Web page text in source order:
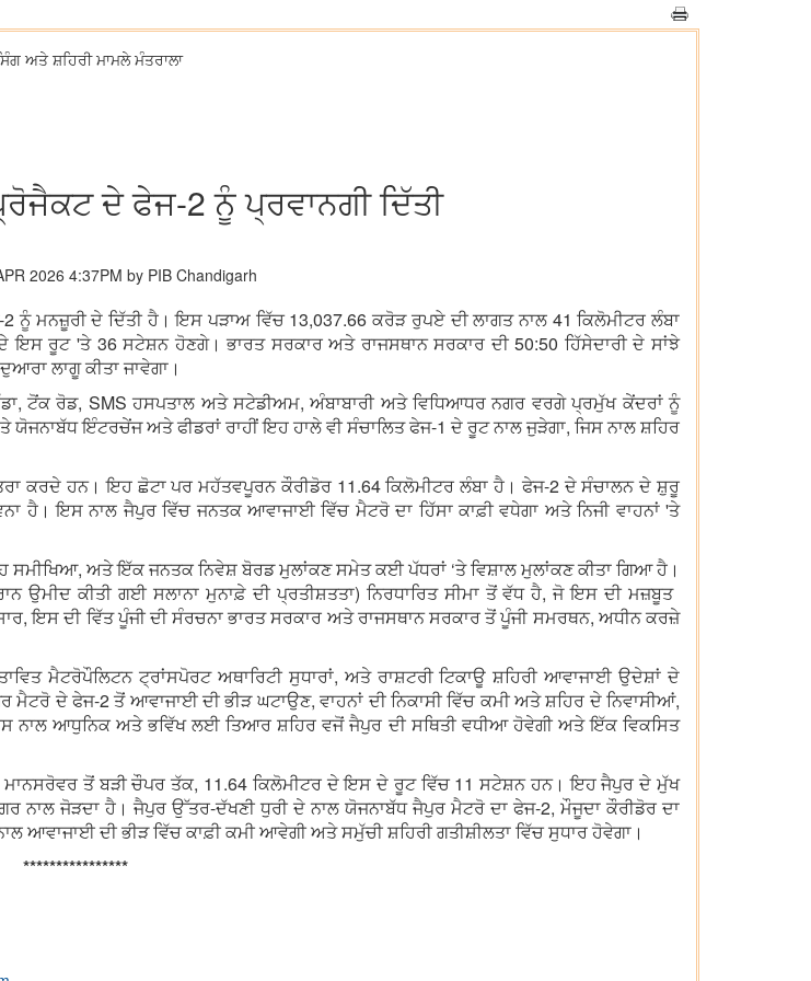
ਅਤੇ ਸ਼ਹਿਰੀ ਮਾਮਲੇ ਮੰਤਰਾਲਾ
ਦੇ ਫੇਜ-2 ਨੂੰ ਪ੍ਰਵਾਨਗੀ ਦਿੱਤੀ
APR 2026 4:37PM by PIB Chandigarh
ਮਨਜ਼ੂਰੀ ਦੇ ਦਿੱਤੀ ਹੈ। ਇਸ ਪੜਾਅ ਵਿੱਚ 13,037.66 ਕਰੋੜ ਰੁਪਏ ਦੀ ਲਾਗਤ ਨਾਲ 41 ਕਿਲੋਮੀਟਰ ਲੰਬਾ
ਰੂਟ 'ਤੇ 36 ਸਟੇਸ਼ਨ ਹੋਣਗੇ। ਭਾਰਤ ਸਰਕਾਰ ਅਤੇ ਰਾਜਸਥਾਨ ਸਰਕਾਰ ਦੀ 50:50 ਹਿੱਸੇਦਾਰੀ ਦੇ ਸਾਂਝੇ
ਲਾਗੂ ਕੀਤਾ ਜਾਵੇਗਾ।
ਟੋਂਕ ਰੋਡ, SMS ਹਸਪਤਾਲ ਅਤੇ ਸਟੇਡੀਅਮ, ਅੰਬਾਬਾਰੀ ਅਤੇ ਵਿਧਿਆਧਰ ਨਗਰ ਵਰਗੇ ਪ੍ਰਮੁੱਖ ਕੇਂਦਰਾਂ ਨੂੰ
ਇੰਟਰਚੇਂਜ ਅਤੇ ਫੀਡਰਾਂ ਰਾਹੀਂ ਇਹ ਹਾਲੇ ਵੀ ਸੰਚਾਲਿਤ ਫੇਜ-1 ਦੇ ਰੂਟ ਨਾਲ ਜੁੜੇਗਾ, ਜਿਸ ਨਾਲ ਸ਼ਹਿਰ
ਕਰਦੇ ਹਨ। ਇਹ ਛੋਟਾ ਪਰ ਮਹੱਤਵਪੂਰਨ ਕੌਰੀਡੋਰ 11.64 ਕਿਲੋਮੀਟਰ ਲੰਬਾ ਹੈ। ਫੇਜ-2 ਦੇ ਸੰਚਾਲਨ ਦੇ ਸ਼ੁਰੂ
ਹੈ। ਇਸ ਨਾਲ ਜੈਪੁਰ ਵਿੱਚ ਜਨਤਕ ਆਵਾਜਾਈ ਵਿੱਚ ਮੈਟਰੋ ਦਾ ਹਿੱਸਾ ਕਾਫ਼ੀ ਵਧੇਗਾ ਅਤੇ ਨਿਜੀ ਵਾਹਨਾਂ 'ਤੇ
ਅਤੇ ਇੱਕ ਜਨਤਕ ਨਿਵੇਸ਼ ਬੋਰਡ ਮੁਲਾਂਕਣ ਸਮੇਤ ਕਈ ਪੱਧਰਾਂ ‘ਤੇ ਵਿਸ਼ਾਲ ਮੁਲਾਂਕਣ ਕੀਤਾ ਗਿਆ ਹੈ।
ਕੀਤੀ ਗਈ ਸਲਾਨਾ ਮੁਨਾਫ਼ੇ ਦੀ ਪ੍ਰਤੀਸ਼ਤਤਾ) ਨਿਰਧਾਰਿਤ ਸੀਮਾ ਤੋਂ ਵੱਧ ਹੈ, ਜੋ ਇਸ ਦੀ ਮਜ਼ਬੂਤ
ਇਸ ਦੀ ਵਿੱਤ ਪੂੰਜੀ ਦੀ ਸੰਰਚਨਾ ਭਾਰਤ ਸਰਕਾਰ ਅਤੇ ਰਾਜਸਥਾਨ ਸਰਕਾਰ ਤੋਂ ਪੂੰਜੀ ਸਮਰਥਨ, ਅਧੀਨ ਕਰਜ਼ੇ
ਮੈਟਰੋਪੌਲਿਟਨ ਟ੍ਰਾਂਸਪੋਰਟ ਅਥਾਰਿਟੀ ਸੁਧਾਰਾਂ, ਅਤੇ ਰਾਸ਼ਟਰੀ ਟਿਕਾਊ ਸ਼ਹਿਰੀ ਆਵਾਜਾਈ ਉਦੇਸ਼ਾਂ ਦੇ
ਦੇ ਫੇਜ-2 ਤੋਂ ਆਵਾਜਾਈ ਦੀ ਭੀੜ ਘਟਾਉਣ, ਵਾਹਨਾਂ ਦੀ ਨਿਕਾਸੀ ਵਿੱਚ ਕਮੀ ਅਤੇ ਸ਼ਹਿਰ ਦੇ ਨਿਵਾਸੀਆਂ,
ਆਧੁਨਿਕ ਅਤੇ ਭਵਿੱਖ ਲਈ ਤਿਆਰ ਸ਼ਹਿਰ ਵਜੋਂ ਜੈਪੁਰ ਦੀ ਸਥਿਤੀ ਵਧੀਆ ਹੋਵੇਗੀ ਅਤੇ ਇੱਕ ਵਿਕਸਿਤ
ਮਾਨਸਰੋਵਰ ਤੋਂ ਬੜੀ ਚੌਪਰ ਤੱਕ, 11.64 ਕਿਲੋਮੀਟਰ ਦੇ ਇਸ ਦੇ ਰੂਟ ਵਿੱਚ 11 ਸਟੇਸ਼ਨ ਹਨ। ਇਹ ਜੈਪੁਰ ਦੇ ਮੁੱਖ
ਨਾਲ ਜੋੜਦਾ ਹੈ। ਜੈਪੁਰ ਉੱਤਰ-ਦੱਖਣੀ ਧੁਰੀ ਦੇ ਨਾਲ ਯੋਜਨਾਬੱਧ ਜੈਪੁਰ ਮੈਟਰੋ ਦਾ ਫੇਜ-2, ਮੌਜੂਦਾ ਕੌਰੀਡੋਰ ਦਾ
ਦੀ ਭੀੜ ਵਿੱਚ ਕਾਫ਼ੀ ਕਮੀ ਆਵੇਗੀ ਅਤੇ ਸਮੁੱਚੀ ਸ਼ਹਿਰੀ ਗਤੀਸ਼ੀਲਤਾ ਵਿੱਚ ਸੁਧਾਰ ਹੋਵੇਗਾ।
****************